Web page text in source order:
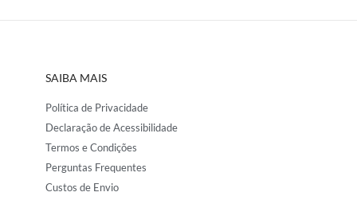
SAIBA MAIS
Política de Privacidade
Declaração de Acessibilidade
Termos e Condições
Perguntas Frequentes
Custos de Envio